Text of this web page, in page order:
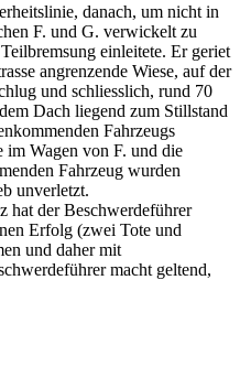
danach, um nicht in
F. und G. verwickelt zu
einleitete. Er geriet
angrenzende Wiese, auf der
und schliesslich, rund 70
Dach liegend zum Stillstand
Fahrzeugs
im Wagen von F. und die
Fahrzeug wurden
unverletzt.
hat der Beschwerdeführer
Erfolg (zwei Tote und
und daher mit
macht geltend,